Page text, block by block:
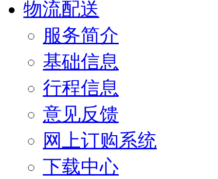
物流配送
服务简介
基础信息
行程信息
意见反馈
网上订购系统
下载中心